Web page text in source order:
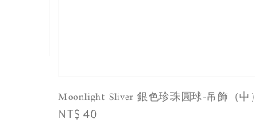
Moonlight Sliver 銀色珍珠圓球-吊飾（中）
Regular
NT$ 40